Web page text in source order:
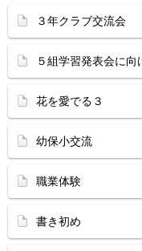
３年クラブ交流会
５組学習発表会に向
花を愛でる３
幼保小交流
職業体験
書き初め